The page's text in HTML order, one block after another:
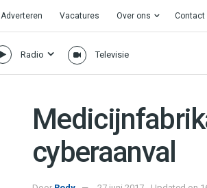
Adverteren Vacatures Over ons Contact
Radio Televisie
cyberaanval